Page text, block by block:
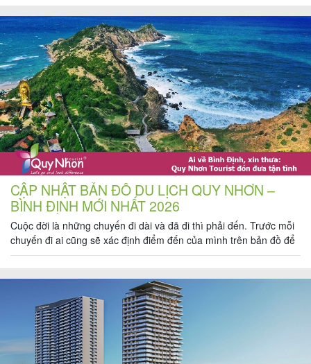
CẬP NHẬT BẢN ĐỒ DU LỊCH QUY NHƠN –
BÌNH ĐỊNH MỚI NHẤT 2026
Cuộc đời là những chuyến đi dài và đã đi thì phải đến. Trước mỗi
chuyến đi ai cũng sẽ xác định điểm đến của mình trên bản đồ để
biết ta sẽ làm gì, ăn gì, chơi gì và thăm gì ở nơi mình đến. Miền